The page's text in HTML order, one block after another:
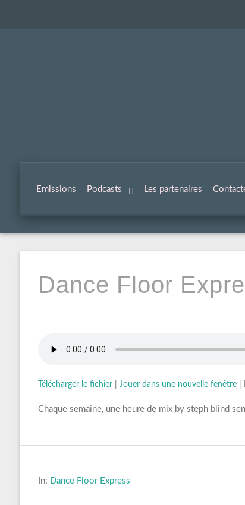
Emissions Podcasts Les partenaires
Dance Floor
Télécharger le fichier| Jouer dans une nouvelle fenêtre|
Chaque semaine, une heure de mix by steph blind
In: Dance Floor Express